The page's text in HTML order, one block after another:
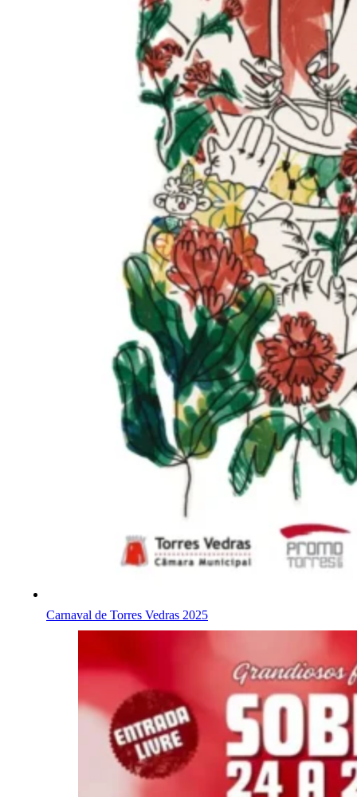
Carnaval de Torres Vedras 2025